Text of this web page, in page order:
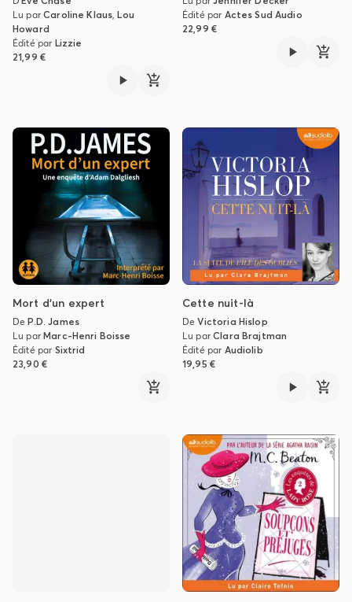
Lu parCaroline Klaus,Lou
Howard
Édité par Lizzie
21,99 €
Édité par Actes Sud Audio
22,99 €
Mort d'un expert
DeP.D. James
Lu parMarc-Henri Boisse
Édité par Sixtrid
23,90 €
Cette nuit-là
DeVictoria Hislop
Lu parClara Brajtman
Édité par Audiolib
19,95 €